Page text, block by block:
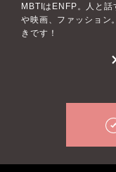
MBTIはENFP。人と
や映画、ファッション
きです！